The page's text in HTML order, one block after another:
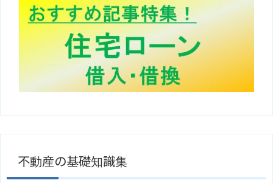
不動産の基礎知識集